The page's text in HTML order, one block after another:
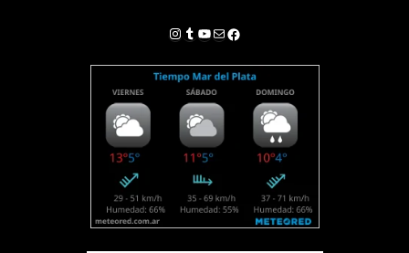
Instagram
Tumblr
YouTube
Correo electrónico
Facebook